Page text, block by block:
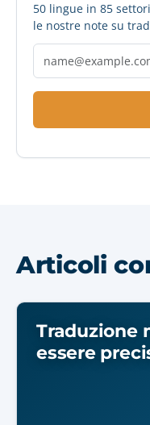
50 lingue in 85
le nostre note su
Articoli
Traduzione
essere